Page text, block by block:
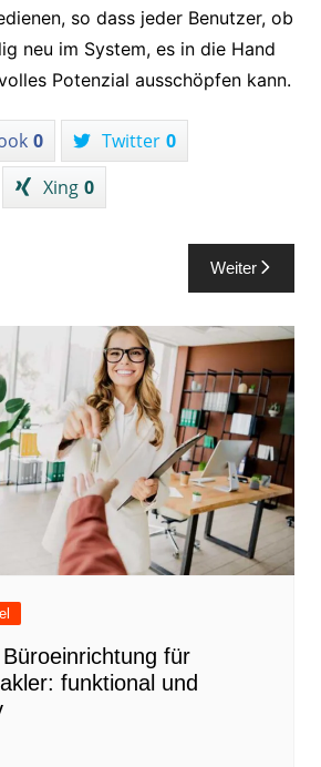
so dass jeder Benutzer, ob
neu im System, es in die Hand
Potenzial ausschöpfen kann.
0 Twitter 0
Xing 0
Weiter
für
funktional und